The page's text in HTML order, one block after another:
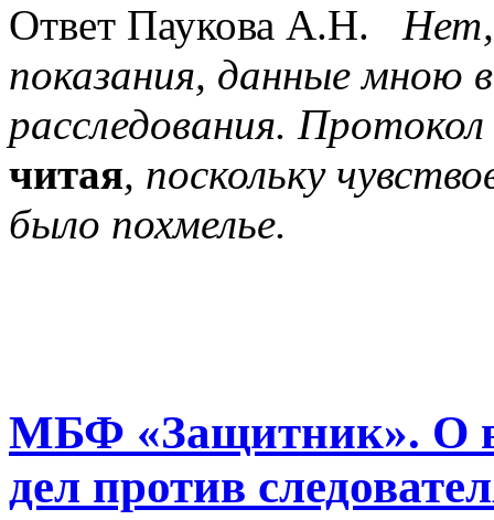
Ответ Паукова А.Н.
показания, данные мною
расследования.
читая, поскольку
было похмелье.
МБФ «Защитник». О
дел против